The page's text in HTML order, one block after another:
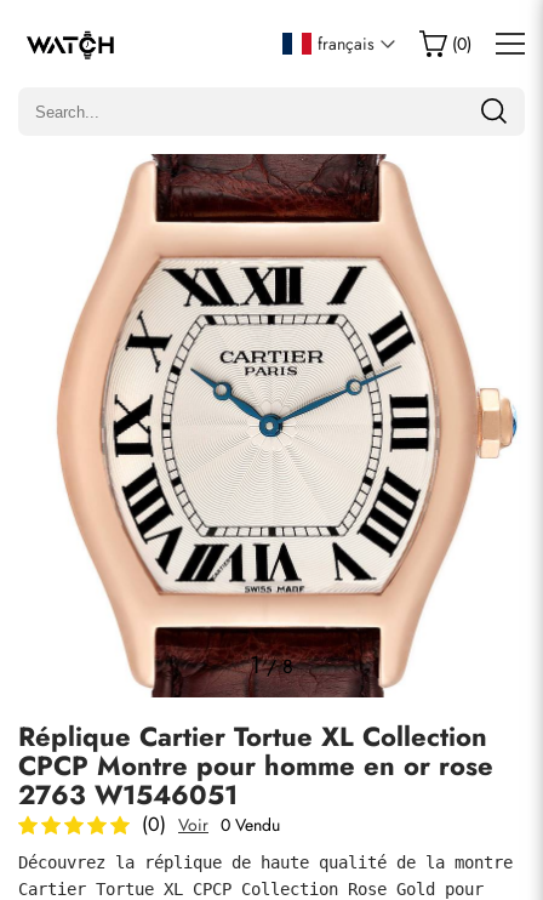
français (0)
1/8
Réplique Cartier Tortue XL Collection
CPCP Montre pour homme en or rose
2763 W1546051
(0) Voir 0 Vendu
Découvrez la réplique de haute qualité de la montre
Cartier Tortue XL CPCP Collection Rose Gold pour
Écrire un commentaire
Seuls les clients ayant acheté cet article sont autorisés à
commentaires
soumettre